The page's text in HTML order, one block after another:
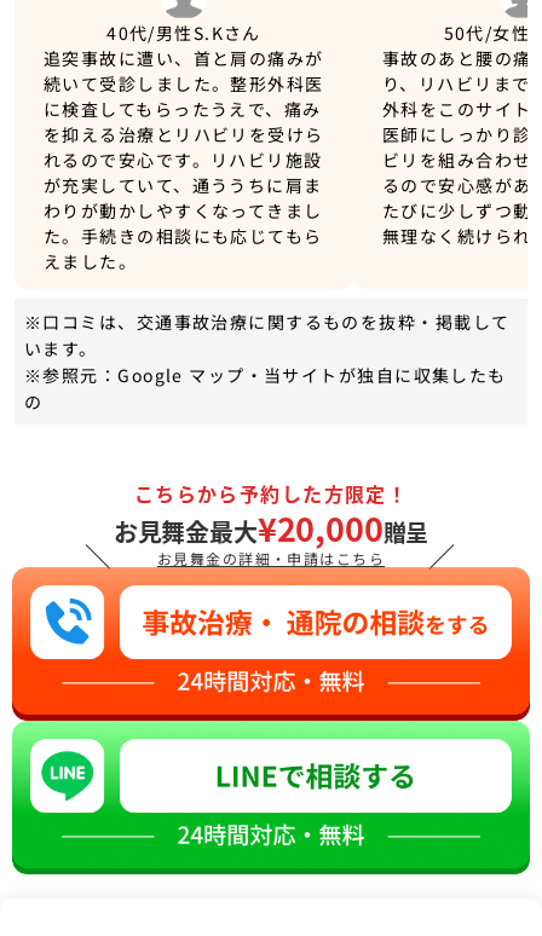
40代/男性S.Kさん
追突事故に遭い、首と肩の痛みが
続いて受診しました。整形外科医
に検査してもらったうえで、痛み
を抑える治療とリハビリを受けら
れるので安心です。リハビリ施設
が充実していて、通ううちに肩ま
わりが動かしやすくなってきまし
た。手続きの相談にも応じてもら
えました。
50代/女性
事故のあと腰の痛
り、リハビリまで
外科をこのサイト
医師にしっかり診
ビリを組み合わせ
るので安心感があ
たびに少しずつ動
無理なく続けられ
※口コミは、交通事故治療に関するものを抜粋・掲載して
います。
※参照元：Google マップ・当サイトが独自に収集したも
の
＼
こちらから予約した方限定！
お見舞金最大¥20,000贈呈
お見舞金の詳細・申請はこちら ／